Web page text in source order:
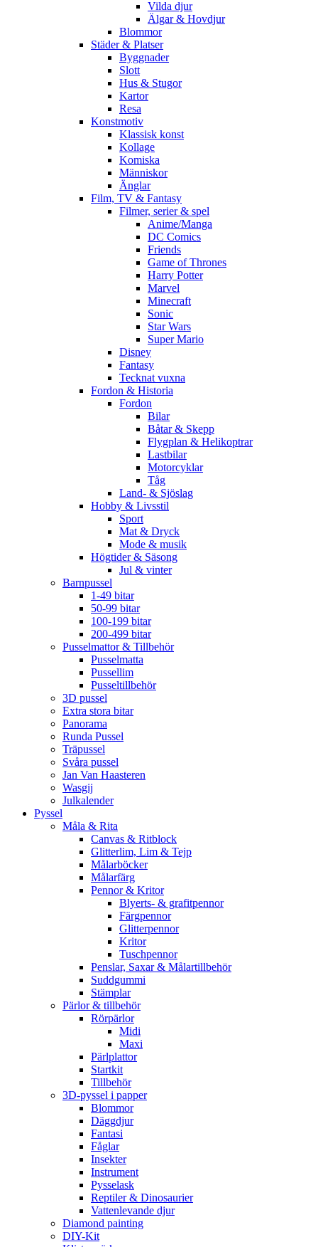
Vilda djur
Älgar & Hovdjur
Blommor
Städer & Platser
Byggnader
Slott
Hus & Stugor
Kartor
Resa
Konstmotiv
Klassisk konst
Kollage
Komiska
Människor
Änglar
Film, TV & Fantasy
Filmer, serier & spel
Anime/Manga
DC Comics
Friends
Game of Thrones
Harry Potter
Marvel
Minecraft
Sonic
Star Wars
Super Mario
Disney
Fantasy
Tecknat vuxna
Fordon & Historia
Fordon
Bilar
Båtar & Skepp
Flygplan & Helikoptrar
Lastbilar
Motorcyklar
Tåg
Land- & Sjöslag
Hobby & Livsstil
Sport
Mat & Dryck
Mode & musik
Högtider & Säsong
Jul & vinter
Barnpussel
1-49 bitar
50-99 bitar
100-199 bitar
200-499 bitar
Pusselmattor & Tillbehör
Pusselmatta
Pussellim
Pusseltillbehör
3D pussel
Extra stora bitar
Panorama
Runda Pussel
Träpussel
Svåra pussel
Jan Van Haasteren
Wasgij
Julkalender
Pyssel
Måla & Rita
Canvas & Ritblock
Glitterlim, Lim & Tejp
Målarböcker
Målarfärg
Pennor & Kritor
Blyerts- & grafitpennor
Färgpennor
Glitterpennor
Kritor
Tuschpennor
Penslar, Saxar & Målartillbehör
Suddgummi
Stämplar
Pärlor & tillbehör
Rörpärlor
Midi
Maxi
Pärlplattor
Startkit
Tillbehör
3D-pyssel i papper
Blommor
Däggdjur
Fantasi
Fåglar
Insekter
Instrument
Pysselask
Reptiler & Dinosaurier
Vattenlevande djur
Diamond painting
DIY-Kit